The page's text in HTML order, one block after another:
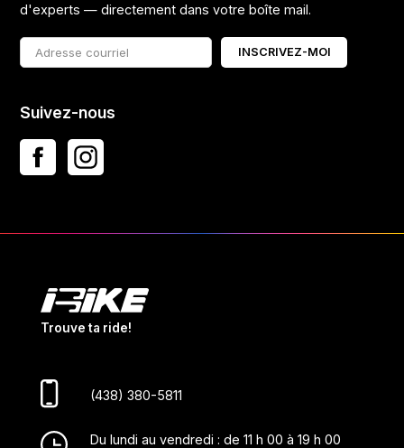
d'experts — directement dans votre boîte mail.
INSCRIVEZ-MOI
Suivez-nous
Trouve ta ride!
(438) 380-5811
Du lundi au vendredi : de 11 h 00 à 19 h 00